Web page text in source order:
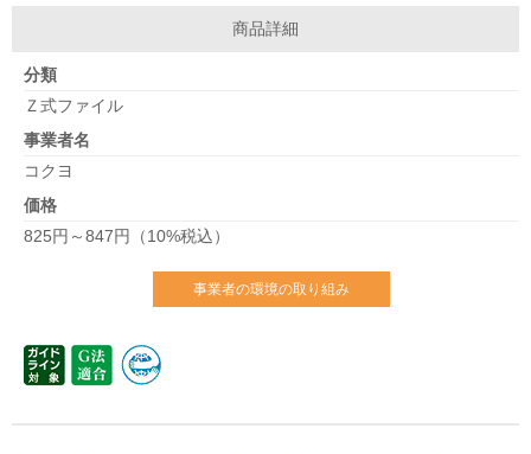
商品詳細
分類
Ｚ式ファイル
事業者名
コクヨ
価格
825円～847円（10%税込）
事業者の環境の取り組み